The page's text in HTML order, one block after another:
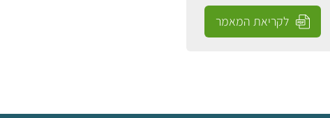
לקריאת המאמר